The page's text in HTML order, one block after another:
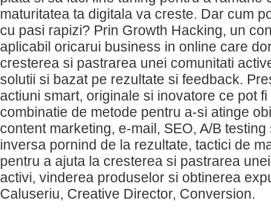
maturitatea ta digitala va creste. Dar cum
cu pasi rapizi? Prin Growth Hacking, un
aplicabil oricarui business in online care
cresterea si pastrarea unei comunitati
solutii si bazat pe rezultate si feedback.
actiuni smart, originale si inovatore ce pot
combinatie de metode pentru a-si atinge
content marketing, e-mail, SEO, A/B
inversa pornind de la rezultate, tactici de
pentru a ajuta la cresterea si pastrarea
activi, vinderea produselor si obtinerea
Caluseriu, Creative Director, Conversion.